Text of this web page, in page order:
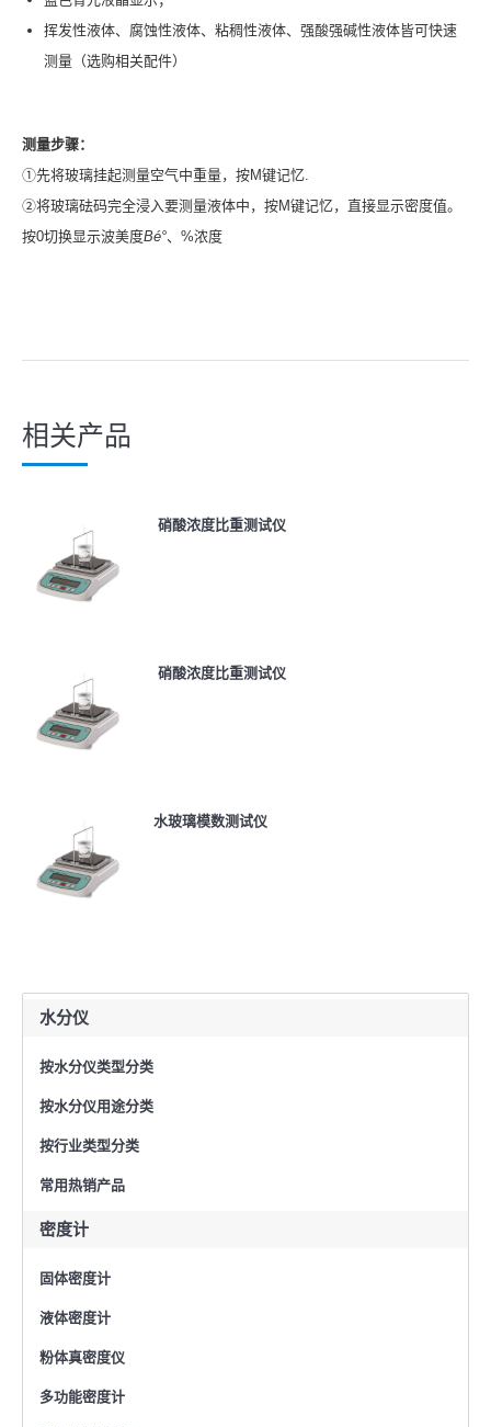
挥发性液体、腐蚀性液体、粘稠性液体、强酸强碱性液体皆可快速
测量（选购相关配件）
测量步骤：
①先将玻璃挂起测量空气中重量，按M键记忆.
②将玻璃砝码完全浸入要测量液体中，按M键记忆，直接显示密度值。
按0切换显示波美度Bé°、%浓度
相关产品
硝酸浓度比重测试仪
硝酸浓度比重测试仪
水玻璃模数测试仪
水分仪
按水分仪类型分类
按水分仪用途分类
按行业类型分类
常用热销产品
密度计
固体密度计
液体密度计
粉体真密度仪
多功能密度计